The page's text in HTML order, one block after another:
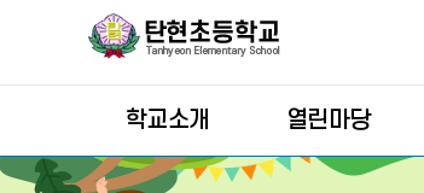
학교소개 열린마당